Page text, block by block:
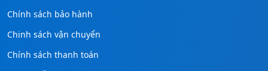
Chính sách bảo hành
Chinh sách vận chuyển
Chính sách thanh toán